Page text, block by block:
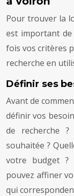
Pour trouver la
est important de
fois vos critères
recherche en
Définir ses
Avant de
définir vos
de recherche
souhaitée ?
votre budget ?
pouvez affiner
qui